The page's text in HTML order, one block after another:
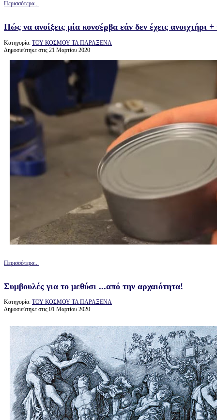
Περισσότερα...
Πώς να ανοίξεις μία κονσέρβα εάν δεν έχεις ανοιχτήρι
Κατηγορία: ΤΟΥ ΚΟΣΜΟΥ ΤΑ ΠΑΡΑΞΕΝΑ
Δημοσιεύτηκε στις 21 Μαρτίου 2020
Περισσότερα...
Συμβουλές για το μεθύσι ...από την αρχαιότητα!
Κατηγορία: ΤΟΥ ΚΟΣΜΟΥ ΤΑ ΠΑΡΑΞΕΝΑ
Δημοσιεύτηκε στις 01 Μαρτίου 2020